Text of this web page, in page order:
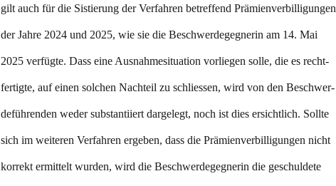
gilt auch für die Sistierung der Verfahren betreffend Prämienverbilligungen
der Jahre 2024 und 2025, wie sie die Beschwerdegegnerin am 14. Mai
2025 verfügte. Dass eine Ausnahmesituation vorliegen solle, die es recht-
fertigte, auf einen solchen Nachteil zu schliessen, wird von den Beschwer-
deführenden weder substantiiert dargelegt, noch ist dies ersichtlich. Sollte
sich im weiteren Verfahren ergeben, dass die Prämienverbilligungen nicht
korrekt ermittelt wurden, wird die Beschwerdegegnerin die geschuldete